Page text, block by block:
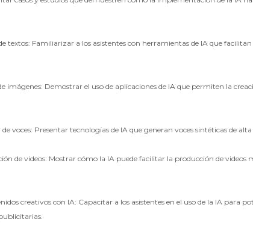
textos: Familiarizar a los asistentes con herramientas de IA que
imágenes: Demostrar el uso de aplicaciones de IA que permiten la
voces: Presentar tecnologías de IA que generan voces sintéticas de
de videos: Mostrar cómo la IA puede facilitar la producción de videos
creativos con IA: Capacitar a los asistentes en el uso de la IA para